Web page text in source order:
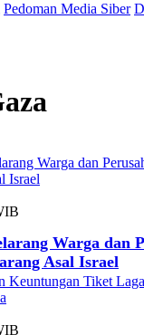
Pedoman Media Siber
Warga dan
Asal Israel